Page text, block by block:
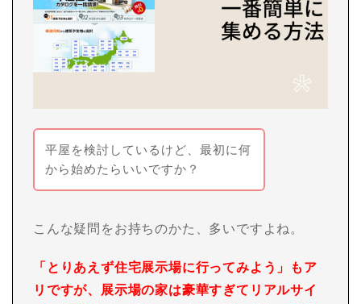
平屋を検討しているけど、最初に何
から始めたらいいですか？
こんな疑問をお持ちのかた、多いですよね。
「とりあえず住宅展示場に行ってみよう」もア
リですが、展示場の家は豪華すぎてリアルサイ